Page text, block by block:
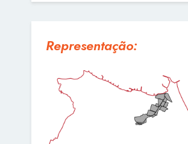
Representação: